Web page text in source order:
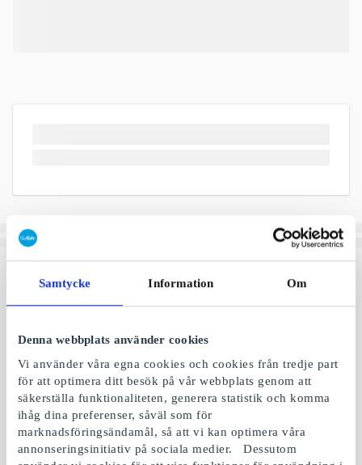
Samtycke Information Om
Denna webbplats använder cookies
Vi använder våra egna cookies och cookies från tredje part
för att optimera ditt besök på vår webbplats genom att
säkerställa funktionaliteten, generera statistik och komma
ihåg dina preferenser, såväl som för
marknadsföringsändamål, så att vi kan optimera våra
annonseringsinitiativ på sociala medier. Dessutom